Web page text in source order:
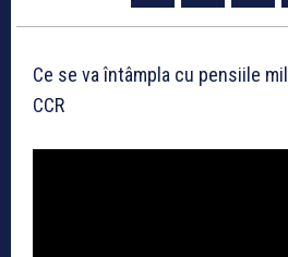
Ce se va întâmpla cu pensiile
CCR